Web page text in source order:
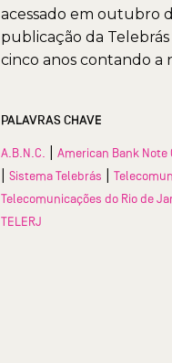
acessado em outubro
publicação da Telebrás
cinco anos contando a
PALAVRAS CHAVE
A.B.N.C. |American Bank Note
|Sistema Telebrás |
Telecomunicações do Rio de
TELERJ